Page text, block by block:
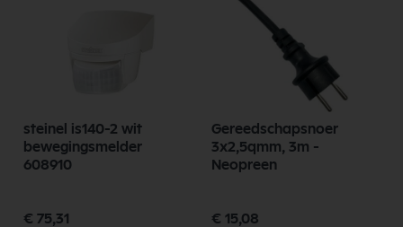
steinel is140-2 wit
bewegingsmelder
608910
€ 75,31
Gereedschapsnoer
3x2,5qmm, 3m -
Neopreen
€ 15,08